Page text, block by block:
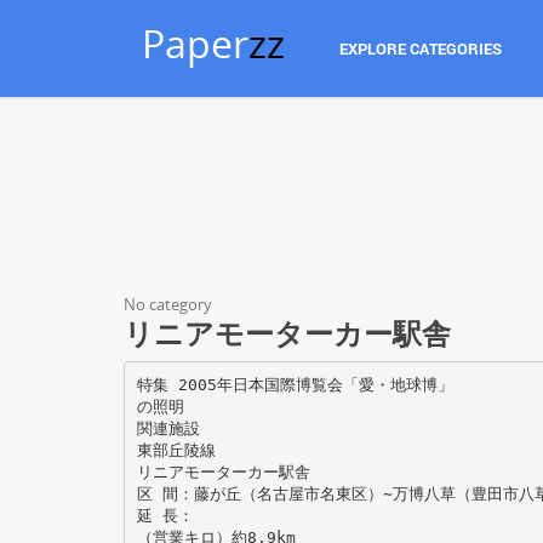
Paperzz EXPLORE CATEGORIES
No category
リニアモーターカー駅舎
特集 2005年日本国際博覧会「愛・地球博」
の照明
関連施設
東部丘陵線
リニアモーターカー駅舎
区 間：藤が丘（名古屋市名東区）∼万博八草（豊田市八
延 長：
（営業キロ）約8.9km